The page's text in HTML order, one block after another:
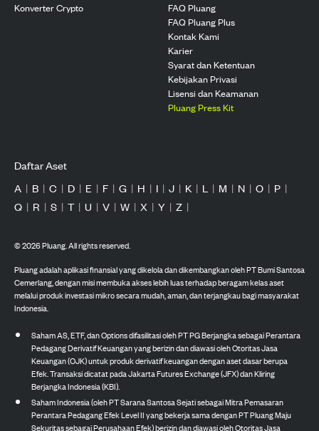
Konverter Crypto
FAQ Pluang
FAQ Pluang Plus
Kontak Kami
Karier
Syarat dan Ketentuan
Kebijakan Privasi
Lisensi dan Keamanan
Pluang Press Kit
Daftar Aset
A | B | C | D | E | F | G | H | I | J | K | L | M | N | O | P |
Q | R | S | T | U | V | W | X | Y | Z |
©2026Pluang. All rights reserved.
Pluang adalah aplikasi finansial yang dikelola dan dikembangkan oleh PT Bumi Santosa
Cemerlang, dengan misi membuka akses lebih luas terhadap beragam kelas aset
melalui produk investasi mikro secara mudah, aman, dan terjangkau bagi masyarakat
Indonesia.
Saham AS, ETF, dan Options difasilitasi oleh PT PG Berjangka sebagai Perantara
Pedagang Derivatif Keuangan yang berizin dan diawasi oleh Otoritas Jasa
Keuangan (OJK) untuk produk derivatif keuangan dengan aset dasar berupa
Efek. Transaksi dicatat pada Jakarta Futures Exchange (JFX) dan Kliring
Berjangka Indonesia (KBI).
Saham Indonesia (oleh PT Sarana Santosa Sejati sebagai Mitra Pemasaran
Perantara Pedagang Efek Level II yang bekerja sama dengan PT Pluang Maju
Sekuritas sebagai Perusahaan Efek) berizin dan diawasi oleh Otoritas Jasa